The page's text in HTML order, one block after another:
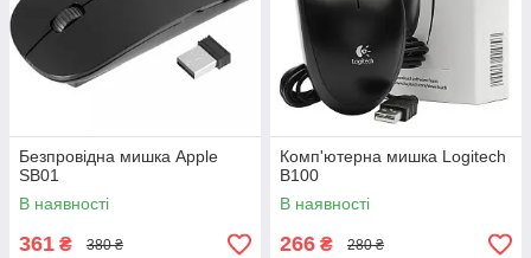
Безпровідна мишка Apple
SB01
В наявності
361 ₴ 380 ₴
Комп'ютерна мишка Logitech
B100
В наявності
266 ₴ 280 ₴